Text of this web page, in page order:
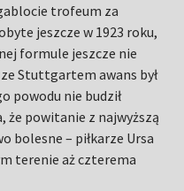
trofeum za
jeszcze w 1923 roku,
formule jeszcze nie
Stuttgartem awans był
powodu nie budził
że powitanie z najwyższą
bolesne – piłkarze Ursa
terenie aż czterema